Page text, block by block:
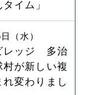
イム」
レッジ 多治
村が新しい複
変わりまし
（水）